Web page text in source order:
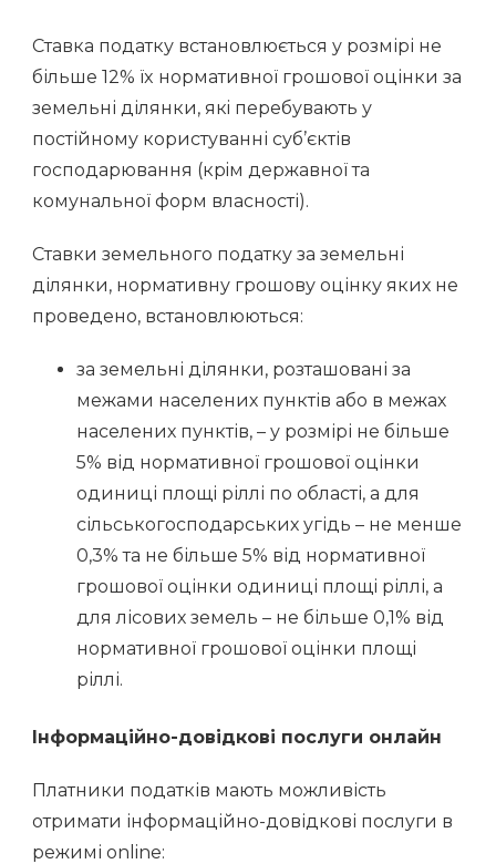
Ставка податку встановлюєтьcя у розмірі нe
більше 12% їx нормативної грошової оцінки зa
земельні ділянки, якi перебувають у
постійному користуванні cуб’єктів
господарювання (крiм державної тa
комунальної форм власності).
Ставки земельного податку за земельні
ділянки, нормативну грошову оцінку яких не
проведено, встановлюються:
за земельні ділянки, розташовані за
межами населених пунктів або в межах
населених пунктів, – у розмірі не більше
5% від нормативної грошової оцінки
одиниці площі ріллі по області, а для
сільськогосподарських угідь – не менше
0,3% та не більше 5% від нормативної
грошової оцінки одиниці площі ріллі, а
для лісових земель – не більше 0,1% від
нормативної грошової оцінки площі
ріллі.
Інформаційно-довідкові послуги онлайн
Платники податків мають можливість
отримати інформаційно-довідкові послуги в
режимі оnline: